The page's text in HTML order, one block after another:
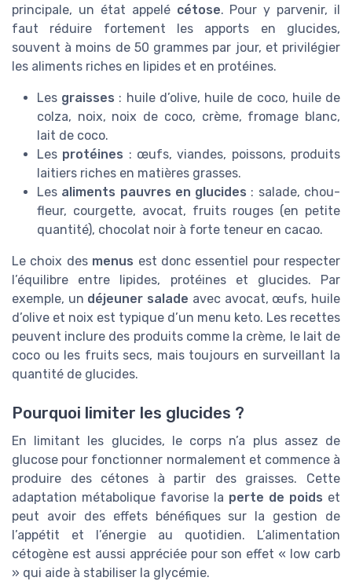
principale, un état appelé cétose. Pour y parvenir, il
faut réduire fortement les apports en glucides,
souvent à moins de 50 grammes par jour, et privilégier
les aliments riches en lipides et en protéines.
Les graisses : huile d’olive, huile de coco, huile de
colza, noix, noix de coco, crème, fromage blanc,
lait de coco.
Les protéines : œufs, viandes, poissons, produits
laitiers riches en matières grasses.
Les aliments pauvres en glucides : salade, chou-
fleur, courgette, avocat, fruits rouges (en petite
quantité), chocolat noir à forte teneur en cacao.
Le choix des menus est donc essentiel pour respecter
l’équilibre entre lipides, protéines et glucides. Par
exemple, un déjeuner salade avec avocat, œufs, huile
d’olive et noix est typique d’un menu keto. Les recettes
peuvent inclure des produits comme la crème, le lait de
coco ou les fruits secs, mais toujours en surveillant la
quantité de glucides.
Pourquoi limiter les glucides ?
En limitant les glucides, le corps n’a plus assez de
glucose pour fonctionner normalement et commence à
produire des cétones à partir des graisses. Cette
adaptation métabolique favorise la perte de poids et
peut avoir des effets bénéfiques sur la gestion de
l’appétit et l’énergie au quotidien. L’alimentation
cétogène est aussi appréciée pour son effet « low carb
» qui aide à stabiliser la glycémie.